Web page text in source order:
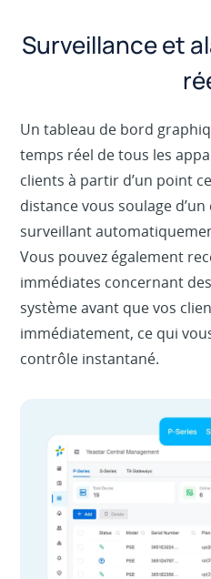
Surveillance et
Un tableau de bord
temps réel de tous les
clients à partir d’un point
distance vous soulage
surveillant
Vous pouvez également
immédiates concernant
système avant que vos
immédiatement, ce qui
contrôle instantané.